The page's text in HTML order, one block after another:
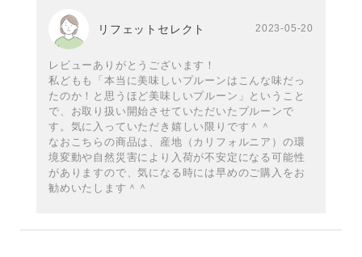
リフェットセレクト 2023-05-20
レビューありがとうございます！
私どもも「本当に美味しいプルーンはこんな味だっ
たのか！と思うほど美味しいプルーン」ということ
で、お取り扱い開始させていただいたプルーンで
す。気に入っていただき嬉しい限りです＾＾
なおこちらの商品は、産地（カリフォルニア）の環
境変動や自然災害により入荷が不安定になる可能性
がありますので、気になる時には早めのご購入をお
勧めいたします＾＾